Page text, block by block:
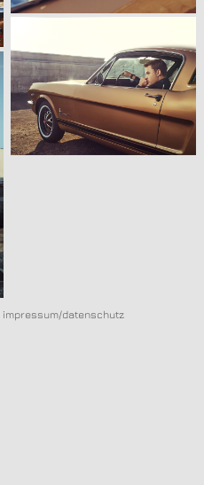
impressum/datenschutz